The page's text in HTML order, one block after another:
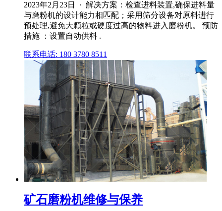
2023年2月23日 · 解决方案：检查进料装置,确保进料量
与磨粉机的设计能力相匹配；采用筛分设备对原料进行
预处理,避免大颗粒或硬度过高的物料进入磨粉机。 预防
措施 ：设置自动供料 .
联系电话: 180 3780 8511
矿石磨粉机维修与保养